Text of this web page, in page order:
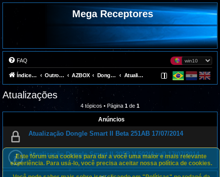
Mega Receptores
FAQ
Índice do fórum Outros Receptores AZBOX Dongles Atualizações
Atualizações
4 tópicos • Página 1 de 1
Anúncios
Atualização Dongle Smart II Beta 251AB 17/07/2014
Atualização Dongle Smart II 205B V.502(Azul) 17/07/2014
Este fórum usa cookies para dar a você uma maior e mais relevante
experiência. Para usá-lo, você precisa aceitar nossa política de cookies.